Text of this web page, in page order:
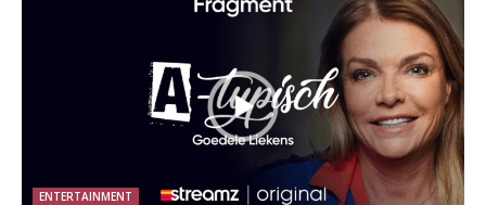
ENTERTAINMENT